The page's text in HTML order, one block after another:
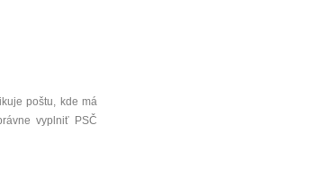
poštu, kde má
vyplniť PSČ